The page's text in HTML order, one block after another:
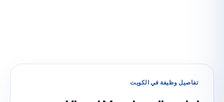
وظيفة في الكويت